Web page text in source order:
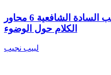
التقاسيم الفقهية على مذهب السادة الشافعية 6 محاور
الكلام حول الوضوء
لبيب نجيب